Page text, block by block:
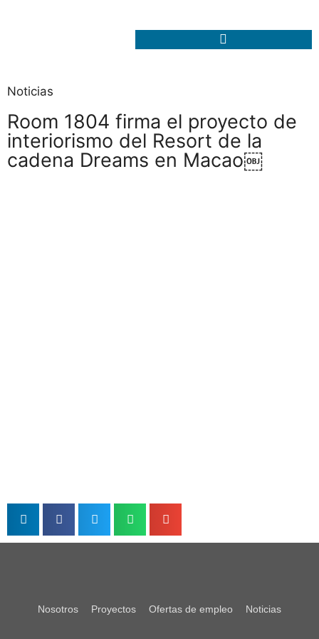
Noticias
Room 1804 firma el proyecto de
interiorismo del Resort de la
cadena Dreams en Macao￼
Nosotros Proyectos Ofertas de empleo Noticias